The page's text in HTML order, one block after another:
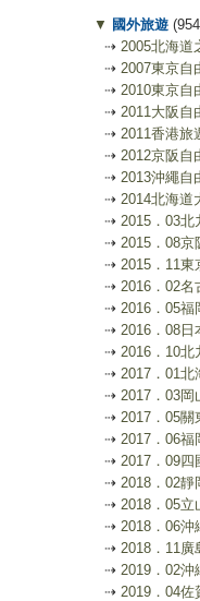
▼ 國外旅遊
⇢ 2005北海道
⇢ 2007東京自
⇢ 2010東京自
⇢ 2011大阪自
⇢ 2011香港旅
⇢ 2012京阪自
⇢ 2013沖繩自
⇢ 2014北海道
⇢ 2015．03北
⇢ 2015．08京
⇢ 2015．11東
⇢ 2016．02名
⇢ 2016．05福
⇢ 2016．08日
⇢ 2016．10北
⇢ 2017．01北
⇢ 2017．03岡
⇢ 2017．05關
⇢ 2017．06福
⇢ 2017．09四
⇢ 2018．02靜
⇢ 2018．05立
⇢ 2018．06沖
⇢ 2018．11廣
⇢ 2019．02沖
⇢ 2019．04佐